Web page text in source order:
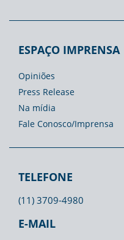
ESPAÇO IMPRENSA
Opiniões
Press Release
Na mídia
Fale Conosco/Imprensa
TELEFONE
(11) 3709-4980
E-MAIL